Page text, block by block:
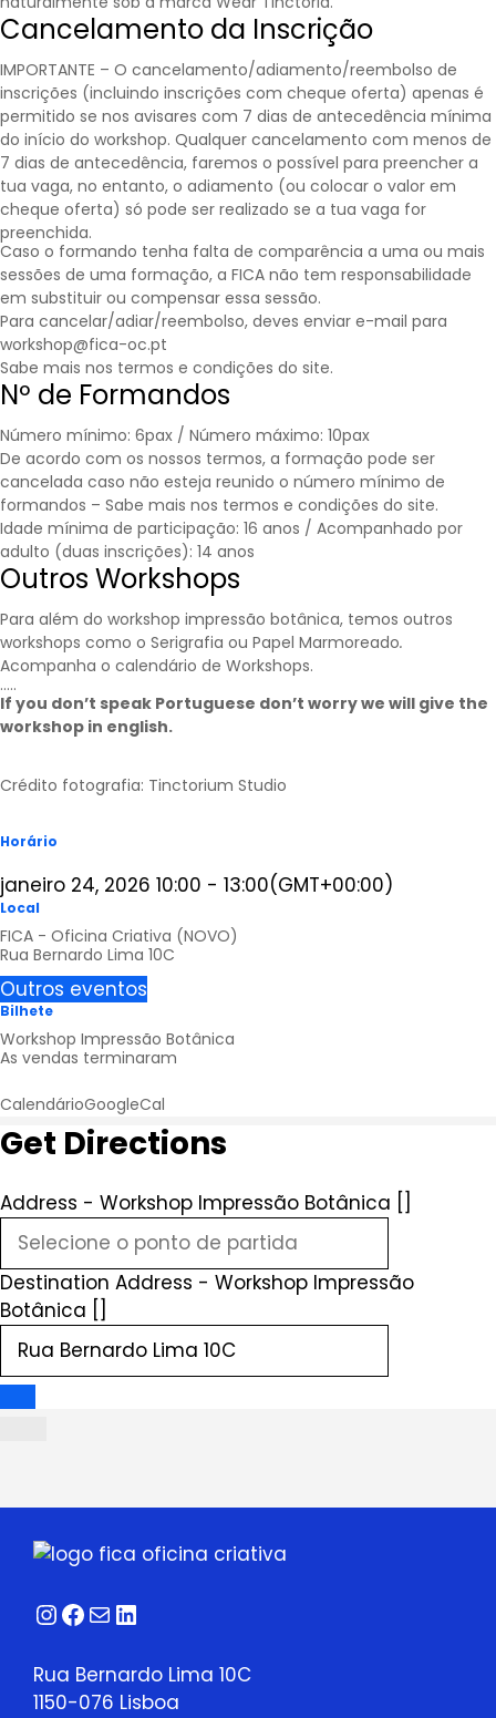
Cancelamento da Inscrição
IMPORTANTE – O cancelamento/adiamento/reembolso de
inscrições (incluindo inscrições com cheque oferta) apenas é
permitido se nos avisares com 7 dias de antecedência mínima
do início do workshop. Qualquer cancelamento com menos de
7 dias de antecedência, faremos o possível para preencher a
tua vaga, no entanto, o adiamento (ou colocar o valor em
cheque oferta) só pode ser realizado se a tua vaga for
preenchida.
Caso o formando tenha falta de comparência a uma ou mais
sessões de uma formação, a FICA não tem responsabilidade
em substituir ou compensar essa sessão.
Para cancelar/adiar/reembolso, deves enviar e-mail para
workshop@fica-oc.pt
Sabe mais nos termos e condições do site.
Nº de Formandos
Número mínimo: 6pax / Número máximo: 10pax
De acordo com os nossos termos, a formação pode ser
cancelada caso não esteja reunido o número mínimo de
formandos – Sabe mais nos termos e condições do site.
Idade mínima de participação: 16 anos / Acompanhado por
adulto (duas inscrições): 14 anos
Outros Workshops
Para além do workshop impressão botânica, temos outros
workshops como o Serigrafia ou Papel Marmoreado.
Acompanha o calendário de Workshops.
…..
If you don’t speak Portuguese don’t worry we will give the
workshop in english.
Crédito fotografia: Tinctorium Studio
Horário
janeiro 24, 2026 10:00 - 13:00(GMT+00:00)
Local
FICA - Oficina Criativa (NOVO)
Rua Bernardo Lima 10C
Outros eventos
Bilhete
Workshop Impressão Botânica
As vendas terminaram
CalendárioGoogleCal
Get Directions
Address - Workshop Impressão Botânica []
Destination Address - Workshop Impressão
Botânica []
Instagram
Facebook
Correio
LinkedIn
Rua Bernardo Lima 10C
1150-076 Lisboa